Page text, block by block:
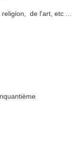
de l'art, etc ...